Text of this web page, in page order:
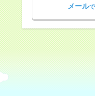
メール